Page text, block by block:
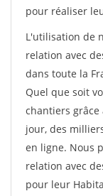
pour réaliser
L'utilisation de
relation avec
dans toute la
Quel que soit
chantiers grâce
jour, des
en ligne. Nous
relation avec
pour leur